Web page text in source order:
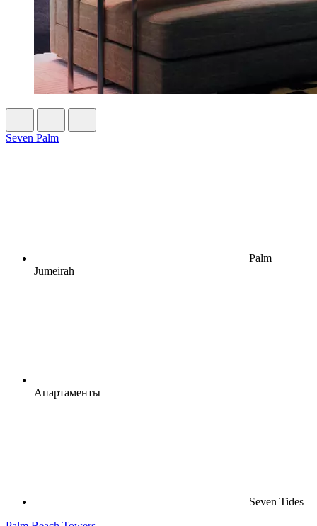
Seven Palm
Palm
Jumeirah
Апартаменты
Seven Tides